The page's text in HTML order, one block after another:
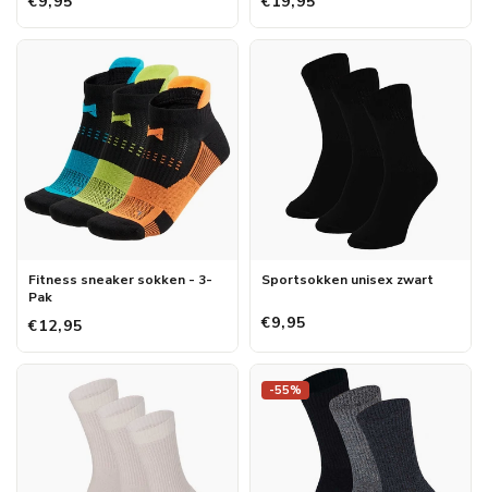
Fitness sneaker sokken - 3-
Pak
€12,95
Sportsokken unisex zwart
€9,95
-55%